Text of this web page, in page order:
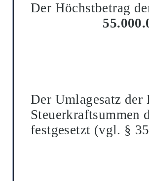
Der Höchstbetrag
Der Umlagesatz
Steuerkraftsummen
festgesetzt (vgl. §